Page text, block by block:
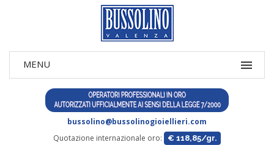
bussolino@bussolinogioiellieri.com
Quotazione internazionale oro:
€ 118,85/gr.